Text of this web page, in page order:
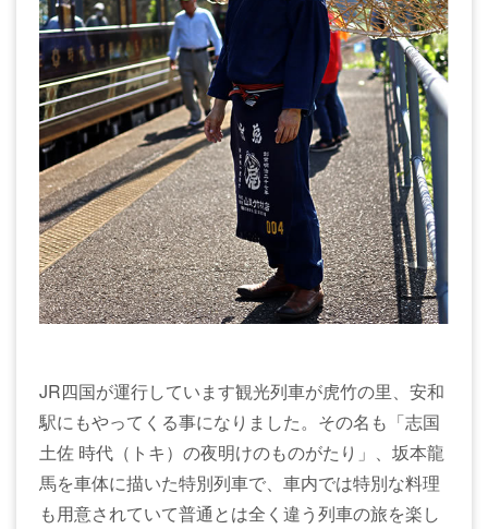
JR四国が運行しています観光列車が虎竹の里、安和
駅にもやってくる事になりました。その名も「志国
土佐 時代（トキ）の夜明けのものがたり」、坂本龍
馬を車体に描いた特別列車で、車内では特別な料理
も用意されていて普通とは全く違う列車の旅を楽し